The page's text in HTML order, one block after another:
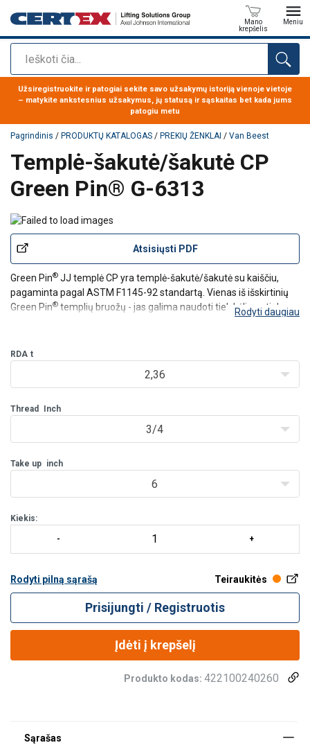
Paieška
Mano
krepšelis
Meniu
Produktas buvo pridėtas prie jūsų užklausos
Užsiregistruokite ir patogiai sekite savo užsakymų istoriją vienoje vietoje
– matykite ankstesnius užsakymus, jų statusą ir sąskaitas bet kada jums
patogiu metu
Pagrindinis / PRODUKTŲ KATALOGAS / PREKIŲ ŽENKLAI / Van Beest
Templė-šakutė/šakutė CP
Green Pin® G-6313
Atsisiųsti PDF
Green Pin® JJ templė CP yra templė-šakutė/šakutė su kaiščiu,
pagaminta pagal ASTM F1145-92 standartą. Vienas iš išskirtinių
Green Pin® templių bruožų - jas galima naudoti tiek kėlimo, tiek
Rodyti daugiau
RDA t
2,36
Thread Inch
3/4
Take up inch
6
Kiekis:
Rodyti pilną sąrašą Teiraukitės
Prisijungti / Registruotis
Įdėti į krepšelį
Produkto kodas: 422100240260